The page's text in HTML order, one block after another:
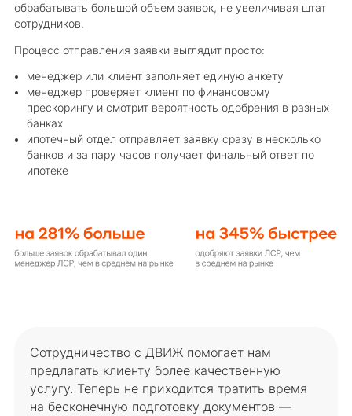
обрабатывать большой объем заявок, не увеличивая штат
сотрудников.
Процесс отправления заявки выглядит просто:
менеджер или клиент заполняет единую анкету
менеджер проверяет клиент по финансовому
прескорингу и смотрит вероятность одобрения в разных
банках
ипотечный отдел отправляет заявку сразу в несколько
банков и за пару часов получает финальный ответ по
ипотеке
Сотрудничество с ДВИЖ помогает нам
предлагать клиенту более качественную
услугу. Теперь не приходится тратить время
на бесконечную подготовку документов —